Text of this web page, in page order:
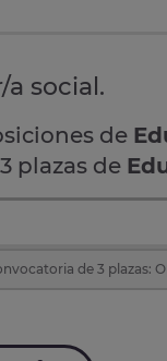
social.
de
plazas de
de 3 plazas: